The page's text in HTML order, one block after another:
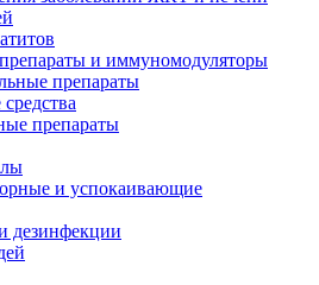
и иммуномодуляторы
препараты
препараты
и успокаивающие
дезинфекции